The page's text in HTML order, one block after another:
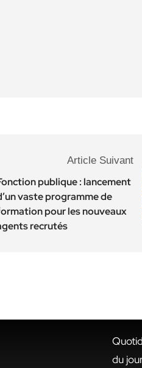
Article Suivant
publique : lancement
vaste programme de
pour les nouveaux
recrutés
du